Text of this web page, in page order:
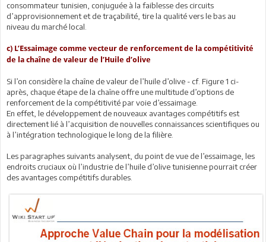
consommateur tunisien, conjuguée à la faiblesse des circuits
d’approvisionnement et de traçabilité, tire la qualité vers le bas au
niveau du marché local.
c) L’Essaimage comme vecteur de renforcement de la compétitivité
de la chaîne de valeur de l’Huile d’olive
Si l’on considère la chaîne de valeur de l’huile d’olive - cf. Figure 1 ci-
après, chaque étape de la chaîne offre une multitude d’options de
renforcement de la compétitivité par voie d’essaimage.
En effet, le développement de nouveaux avantages compétitifs est
directement lié à l’acquisition de nouvelles connaissances scientifiques ou
à l’intégration technologique le long de la filière.
Les paragraphes suivants analysent, du point de vue de l’essaimage, les
endroits cruciaux où l’industrie de l’huile d’olive tunisienne pourrait créer
des avantages compétitifs durables.